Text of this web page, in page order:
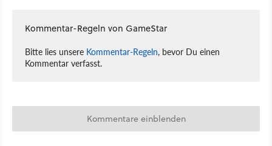
Kommentar-Regeln von GameStar
Bitte lies unsere Kommentar-Regeln, bevor Du einen
Kommentar verfasst.
Kommentare einblenden